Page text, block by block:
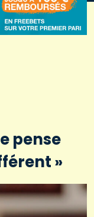
pense
»